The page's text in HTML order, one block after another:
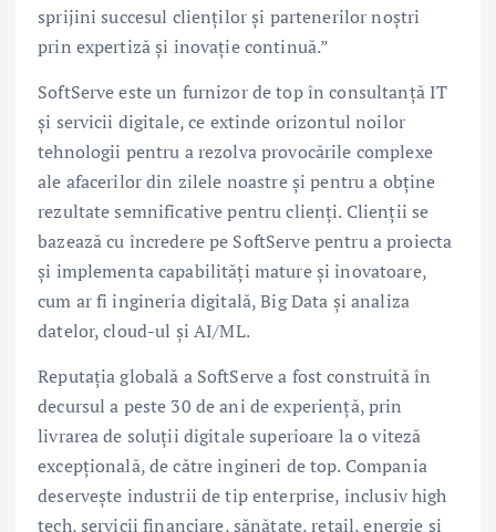
sprijini succesul clienților și partenerilor noștri
prin expertiză și inovație continuă.”
SoftServe este un furnizor de top în consultanță IT
și servicii digitale, ce extinde orizontul noilor
tehnologii pentru a rezolva provocările complexe
ale afacerilor din zilele noastre și pentru a obține
rezultate semnificative pentru clienți. Clienții se
bazează cu încredere pe SoftServe pentru a proiecta
și implementa capabilități mature și inovatoare,
cum ar fi ingineria digitală, Big Data și analiza
datelor, cloud-ul și AI/ML.
Reputația globală a SoftServe a fost construită în
decursul a peste 30 de ani de experiență, prin
livrarea de soluții digitale superioare la o viteză
excepțională, de către ingineri de top. Compania
deservește industrii de tip enterprise, inclusiv high
tech, servicii financiare, sănătate, retail, energie și